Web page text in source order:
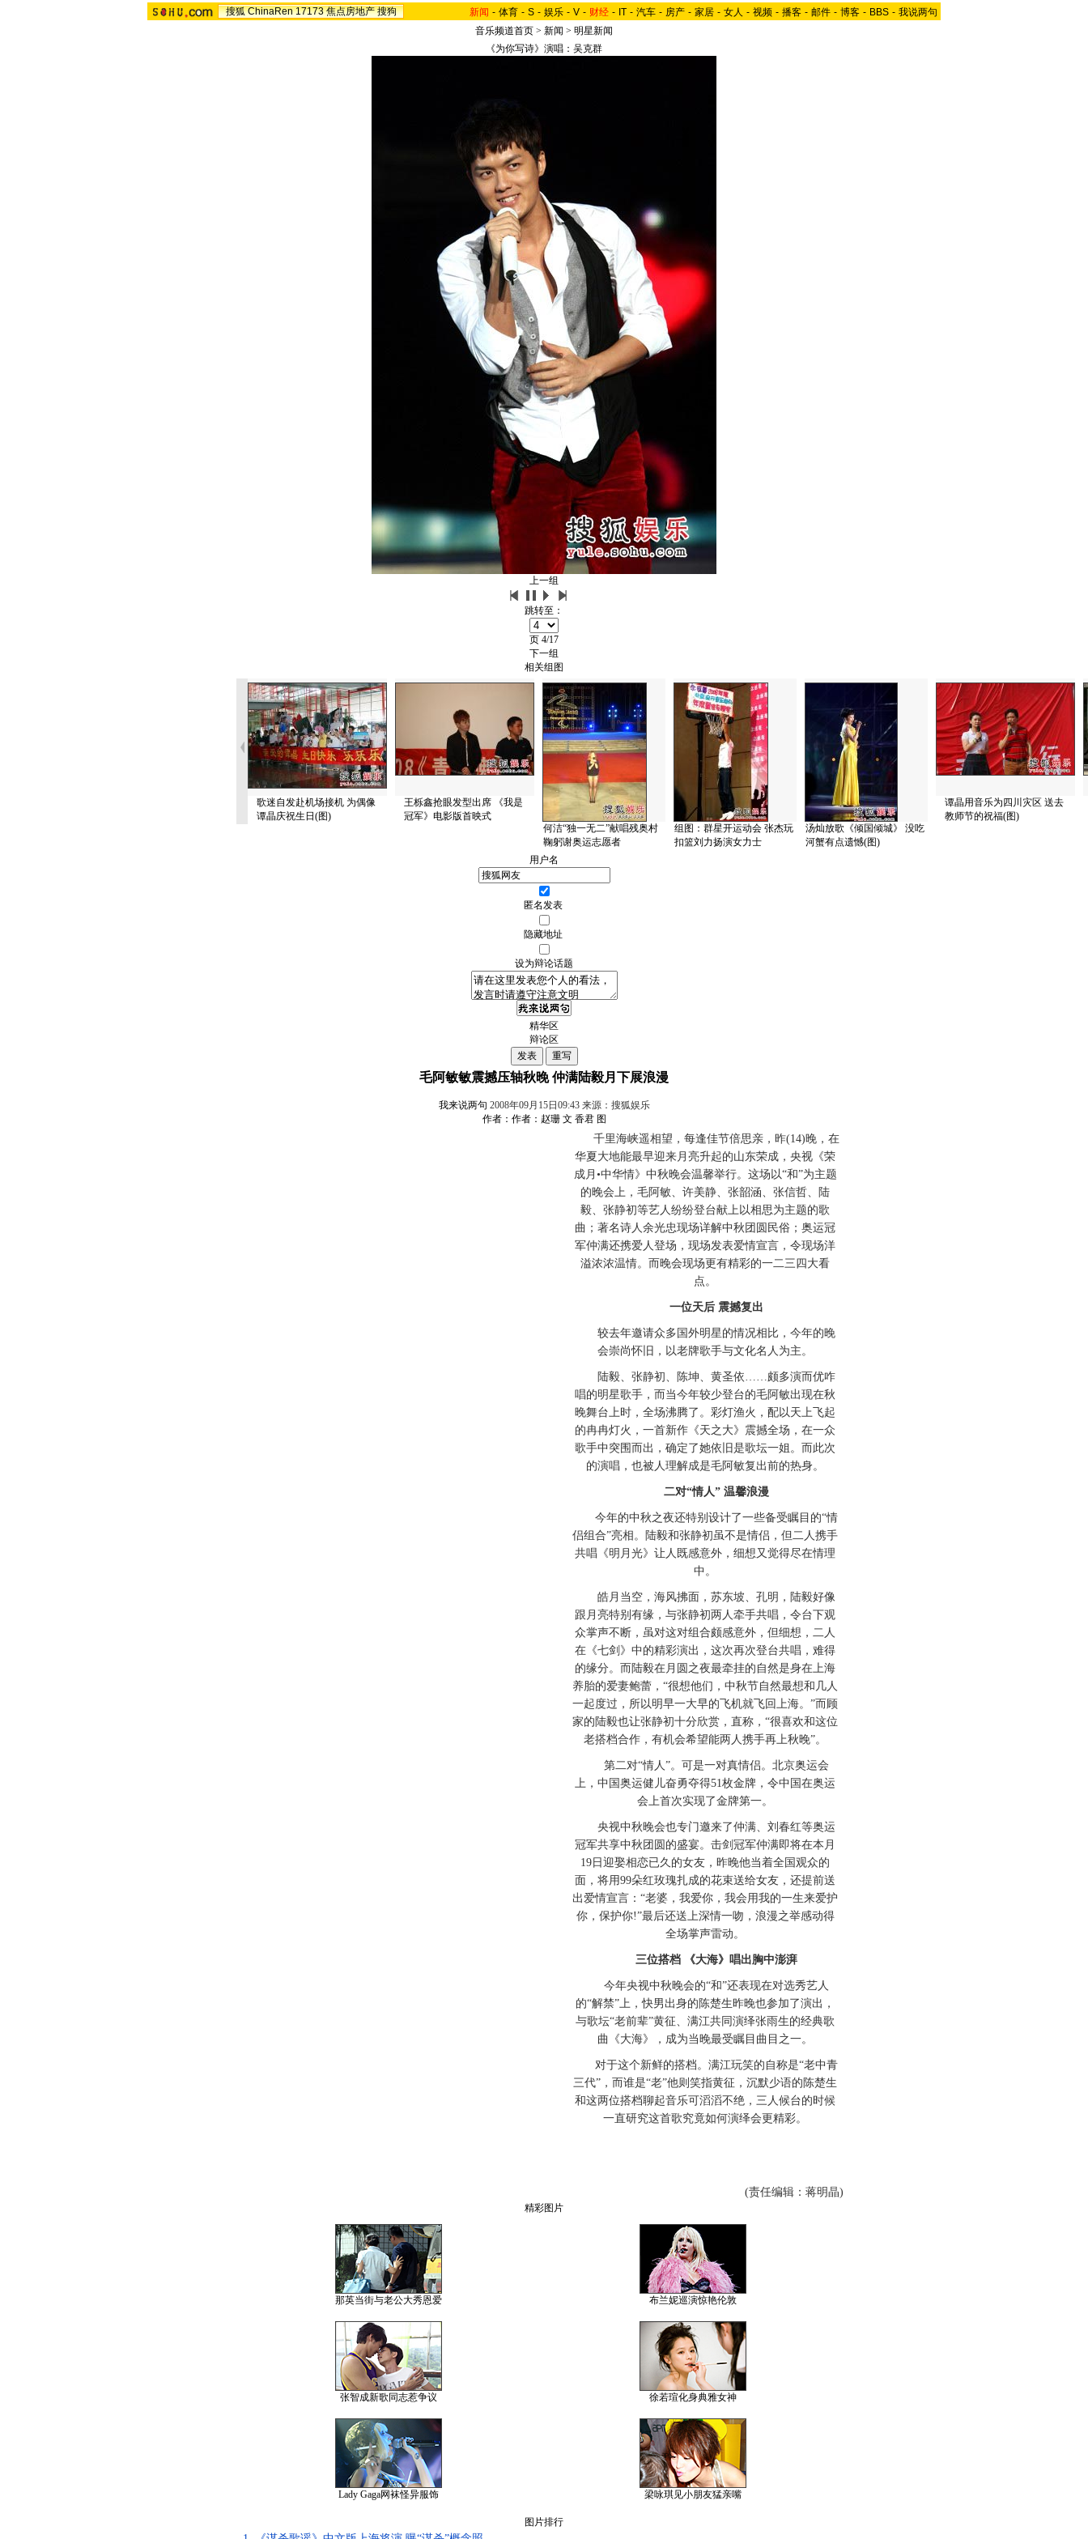
搜狐 ChinaRen 17173 焦点房地产 搜狗 新闻 - 体育 - S - 娱乐 - V - 财经 - IT - 汽车 - 房产 - 家居 - 女人 - 视频 - 播客 - 邮件 - 博客 - BBS - 我说两句
音乐频道首页 > 新闻 > 明星新闻
《为你写诗》演唱：吴克群
上一组
跳转至：
页 4/17
下一组
相关组图
歌迷自发赴机场接机 为偶像
谭晶庆祝生日(图)
王栎鑫抢眼发型出席 《我是
冠军》电影版首映式
何洁“独一无二”献唱残奥村
鞠躬谢奥运志愿者
组图：群星开运动会 张杰玩
扣篮刘力扬演女力士
汤灿放歌《倾国倾城》 没吃
河蟹有点遗憾(图)
谭晶用音乐为四川灾区 送去
教师节的祝福(图)
用户名
匿名发表
隐藏地址
设为辩论话题
精华区
辩论区
毛阿敏敏震撼压轴秋晚 仲满陆毅月下展浪漫
我来说两句 2008年09月15日09:43 来源：搜狐娱乐
作者：作者：赵珊 文 香君 图
千里海峡遥相望，每逢佳节倍思亲，昨(14)晚，在
华夏大地能最早迎来月亮升起的山东荣成，央视《荣
成月•中华情》中秋晚会温馨举行。这场以“和”为主题
的晚会上，毛阿敏、许美静、张韶涵、张信哲、陆
毅、张静初等艺人纷纷登台献上以相思为主题的歌
曲；著名诗人余光忠现场详解中秋团圆民俗；奥运冠
军仲满还携爱人登场，现场发表爱情宣言，令现场洋
溢浓浓温情。而晚会现场更有精彩的一二三四大看
点。
一位天后 震撼复出
较去年邀请众多国外明星的情况相比，今年的晚
会崇尚怀旧，以老牌歌手与文化名人为主。
陆毅、张静初、陈坤、黄圣依……颇多演而优咋
唱的明星歌手，而当今年较少登台的毛阿敏出现在秋
晚舞台上时，全场沸腾了。彩灯渔火，配以天上飞起
的冉冉灯火，一首新作《天之大》震撼全场，在一众
歌手中突围而出，确定了她依旧是歌坛一姐。而此次
的演唱，也被人理解成是毛阿敏复出前的热身。
二对“情人” 温馨浪漫
今年的中秋之夜还特别设计了一些备受瞩目的“情
侣组合”亮相。陆毅和张静初虽不是情侣，但二人携手
共唱《明月光》让人既感意外，细想又觉得尽在情理
中。
皓月当空，海风拂面，苏东坡、孔明，陆毅好像
跟月亮特别有缘，与张静初两人牵手共唱，令台下观
众掌声不断，虽对这对组合颇感意外，但细想，二人
在《七剑》中的精彩演出，这次再次登台共唱，难得
的缘分。而陆毅在月圆之夜最牵挂的自然是身在上海
养胎的爱妻鲍蕾，“很想他们，中秋节自然最想和几人
一起度过，所以明早一大早的飞机就飞回上海。”而顾
家的陆毅也让张静初十分欣赏，直称，“很喜欢和这位
老搭档合作，有机会希望能两人携手再上秋晚”。
第二对“情人”。可是一对真情侣。北京奥运会
上，中国奥运健儿奋勇夺得51枚金牌，令中国在奥运
会上首次实现了金牌第一。
央视中秋晚会也专门邀来了仲满、刘春红等奥运
冠军共享中秋团圆的盛宴。击剑冠军仲满即将在本月
19日迎娶相恋已久的女友，昨晚他当着全国观众的
面，将用99朵红玫瑰扎成的花束送给女友，还提前送
出爱情宣言：“老婆，我爱你，我会用我的一生来爱护
你，保护你!”最后还送上深情一吻，浪漫之举感动得
全场掌声雷动。
三位搭档 《大海》唱出胸中澎湃
今年央视中秋晚会的“和”还表现在对选秀艺人
的“解禁”上，快男出身的陈楚生昨晚也参加了演出，
与歌坛“老前辈”黄征、满江共同演绎张雨生的经典歌
曲《大海》，成为当晚最受瞩目曲目之一。
对于这个新鲜的搭档。满江玩笑的自称是“老中青
三代”，而谁是“老”他则笑指黄征，沉默少语的陈楚生
和这两位搭档聊起音乐可滔滔不绝，三人候台的时候
一直研究这首歌究竟如何演绎会更精彩。
(责任编辑：蒋明晶)
精彩图片
那英当街与老公大秀恩爱 布兰妮巡演惊艳伦敦
张智成新歌同志惹争议 徐若瑄化身典雅女神
Lady Gaga网袜怪异服饰 梁咏琪见小朋友猛亲嘴
图片排行